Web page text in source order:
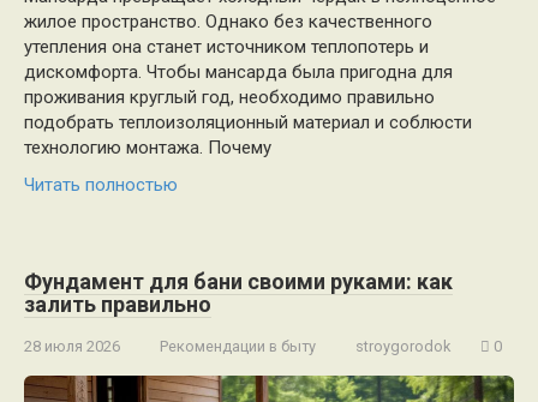
жилое пространство. Однако без качественного
утепления она станет источником теплопотерь и
дискомфорта. Чтобы мансарда была пригодна для
проживания круглый год, необходимо правильно
подобрать теплоизоляционный материал и соблюсти
технологию монтажа. Почему
Читать полностью
Фундамент для бани своими руками: как
залить правильно
28 июля 2026 Рекомендации в быту stroygorodok 0